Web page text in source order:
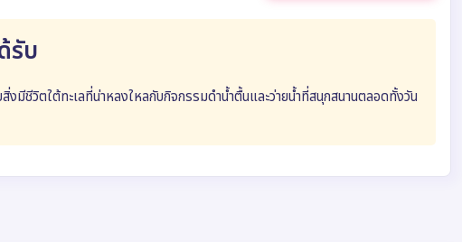
รับ
งมีชีวิตใต้ทะเลที่น่าหลงใหลกับกิจกรรมดำน้ำตื้นและว่ายน้ำที่สนุกสนานตลอดทั้งวัน